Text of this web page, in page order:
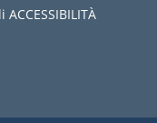
ACCESSIBILITÀ